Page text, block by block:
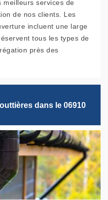
services de
de nos clients. Les
incluent une large
tous les types de
près des
dans le 06910